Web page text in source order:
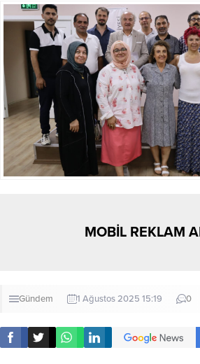
MOBİL REKLAM
Gündem 1 Ağustos 2025 15:19 0